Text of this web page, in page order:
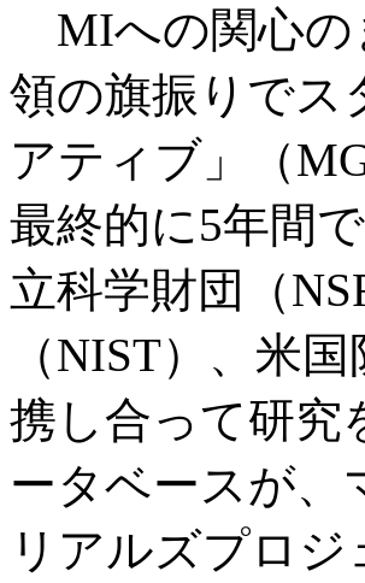
MIへの関心の
領の旗振りでス
アティブ」（
最終的に5年間
立科学財団（
（NIST）、米
携し合って研究
ータベースが、
リアルズプロ